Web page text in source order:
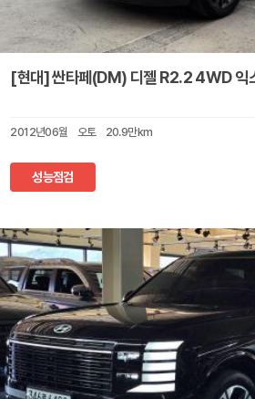
[현대] 싼타페(DM) 디젤 R2.2 4WD 익
2012년06월 오토 20.9만km
성능점검